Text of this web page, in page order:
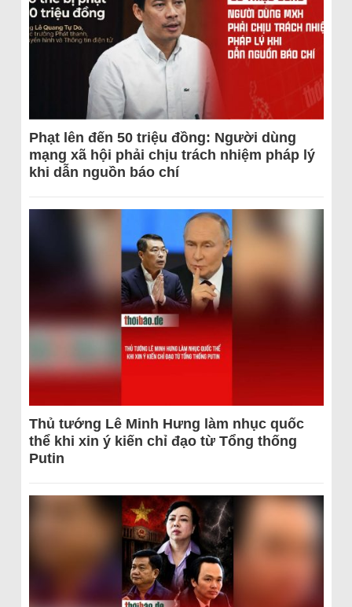
Phạt lên đến 50 triệu đồng: Người dùng
mạng xã hội phải chịu trách nhiệm pháp lý
khi dẫn nguồn báo chí
Thủ tướng Lê Minh Hưng làm nhục quốc
thể khi xin ý kiến chỉ đạo từ Tổng thống
Putin